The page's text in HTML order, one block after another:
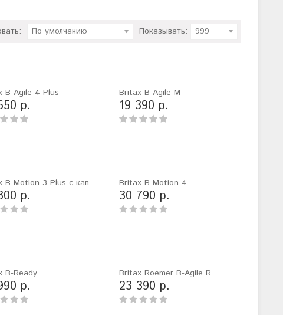
По умолчанию Показывать: 999
B-Agile 4 Plus
р.
Britax B-Agile M
19 390 р.
B-Motion 3 Plus с кап..
р.
Britax B-Motion 4
30 790 р.
B-Ready
р.
Britax Roemer B-Agile R
23 390 р.